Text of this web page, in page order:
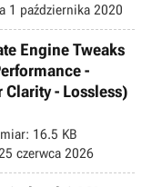
1 października 2020
Engine Tweaks
-
Clarity - Lossless)
16.5 KB
czerwca 2026